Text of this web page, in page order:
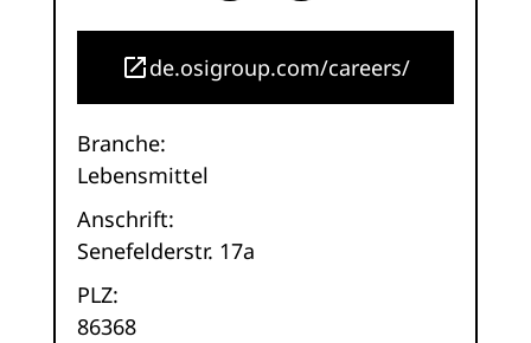
de.osigroup.com/careers/
Branche:
Lebensmittel
Anschrift:
Senefelderstr. 17a
PLZ:
86368